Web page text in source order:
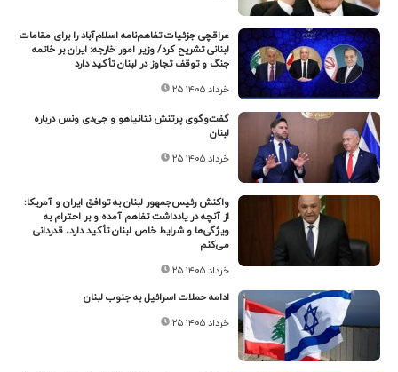
عراقچی جزئیات تفاهم‌نامه اسلام‌آباد را برای مقامات
لبنانی تشریح کرد/ وزیر امور خارجه: ایران بر خاتمه
جنگ و توقف تجاوز در لبنان تأکید دارد
۲۵ خرداد ۱۴۰۵
گفت‌وگوی پرتنش نتانیاهو و جی‌دی ونس درباره
لبنان
۲۵ خرداد ۱۴۰۵
واکنش رئیس‌جمهور لبنان به توافق ایران و آمریکا:
از آنچه در یادداشت تفاهم آمده و بر احترام به
ویژگی‌ها و شرایط خاص لبنان تأکید دارد، قدردانی
می‌کنم
۲۵ خرداد ۱۴۰۵
ادامه حملات اسرائیل به جنوب لبنان
۲۵ خرداد ۱۴۰۵